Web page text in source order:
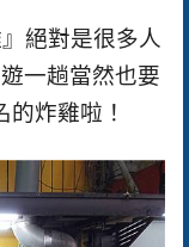
』絕對是很多人
一趟當然也要
炸雞啦！